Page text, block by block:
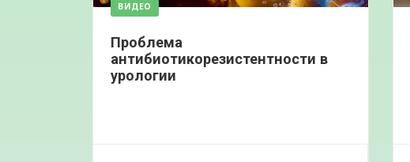
ВИДЕО
Проблема
антибиотикорезистентности в
урологии